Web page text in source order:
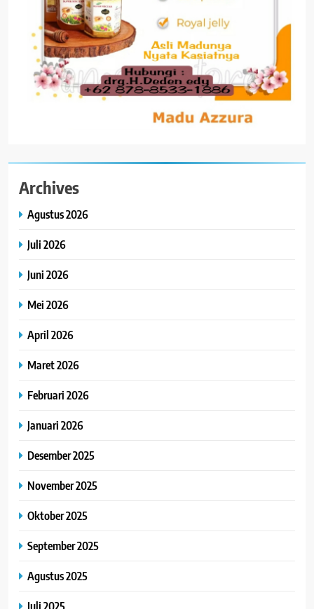
Archives
Agustus 2026
Juli 2026
Juni 2026
Mei 2026
April 2026
Maret 2026
Februari 2026
Januari 2026
Desember 2025
November 2025
Oktober 2025
September 2025
Agustus 2025